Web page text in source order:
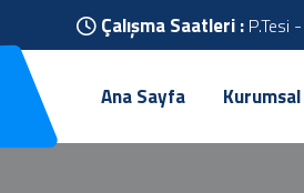
Çalışma Saatleri : P.Tesi
Ana Sayfa Kurumsal